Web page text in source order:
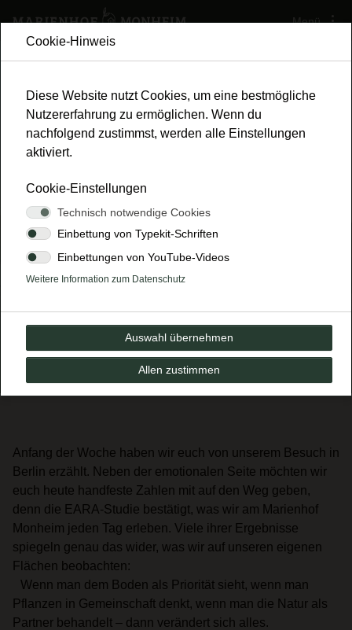
Cookie-Hinweis
Diese Website nutzt Cookies, um eine bestmögliche
Nutzererfahrung zu ermöglichen. Wenn du
nachfolgend zustimmst, werden alle Einstellungen
aktiviert.
Cookie-Einstellungen
Technisch notwendige Cookies
Einbettung von Typekit-Schriften
Einbettungen von YouTube-Videos
Weitere Information zum Datenschutz
Auswahl übernehmen
Allen zustimmen
Menü
News
HEUTE MAL HANDFESTE
ZAHLEN
Die EARA-Studie
Anfang der Woche haben wir euch von unserem Besuch in
Berlin erzählt. Neben der emotionalen Seite möchten wir
euch heute handfeste Zahlen mit auf den Weg geben,
denn die EARA-Studie bestätigt, was wir am Marienhof
Monheim jeden Tag erleben. Viele ihrer Ergebnisse
spiegeln genau das wider, was wir auf unseren eigenen
Flächen beobachten:
Wenn man dem Boden als Priorität sieht, wenn man
Pflanzen in Gemeinschaft denkt, wenn man die Natur als
Partner behandelt – dann verändert sich alles.